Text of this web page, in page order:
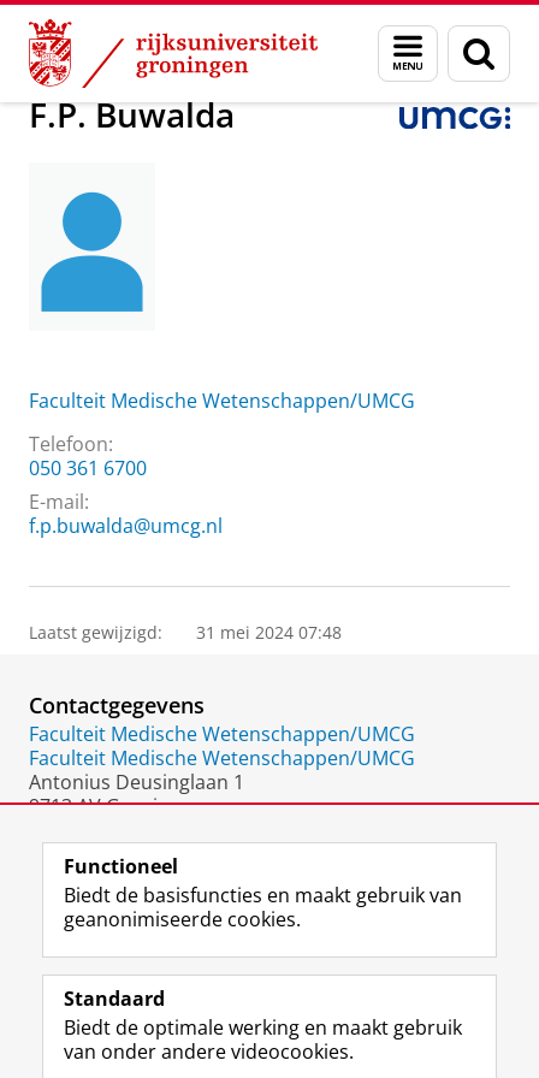
Skip
Content
Skip
Navigation
Menu
en
zoeken
Over ons F.P. Buwalda
F.P. Buwalda
Faculteit Medische Wetenschappen/UMCG
Telefoon:
050 361 6700
E-mail:
f.p.buwalda@umcg.nl
Laatst gewijzigd: 31 mei 2024 07:48
Contactgegevens
Faculteit Medische Wetenschappen/UMCG
Faculteit Medische Wetenschappen/UMCG
Antonius Deusinglaan 1
9713 AV Groningen
Volg de RUG
F
a
e
b
L
i
k
e
R
S
-
f
I
n
t
Y
o
T
Studiekiezers
Functioneel
Biedt de basisfuncties en maakt gebruik van
geanonimiseerde cookies.
Standaard
Biedt de optimale werking en maakt gebruik
van onder andere videocookies.